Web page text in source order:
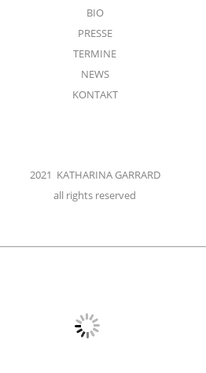
BIO
PRESSE
TERMINE
NEWS
KONTAKT
2021 KATHARINA GARRARD
all rights reserved